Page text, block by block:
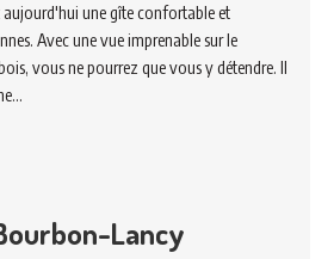
une gîte confortable et
Avec une vue imprenable sur le
vous ne pourrez que vous y détendre. Il
Lancy